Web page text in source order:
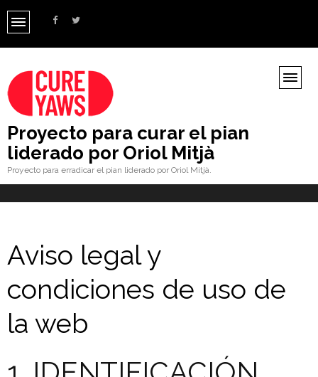
Proyecto para curar el pian
liderado por Oriol Mitjà
Proyecto para erradicar el pian liderado por Oriol Mitjà.
Aviso legal y
condiciones de uso de
la web